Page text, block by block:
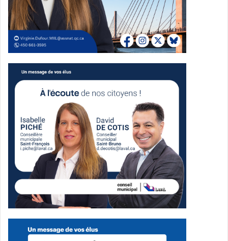
public et témoigner de leur engagement. Les participants
ont pu rencontrer des intervenants, s’informer et
échanger sur les réalités de l’itinérance.
cœurs
La nuit a été ponctuée d’activités artistiques permettant
aux participants de s’exprimer sur le thème de l’itinérance.
Des artistes locaux ont offert des performances musicales
inspirantes, et un momentkaraokéa permis aux
participants de chanter les chansons de leur choix,
favorisant l’expression personnelle et le partage. La
créativité est un moyen puissant de sensibilisation,
permettant de transmettre des messages forts de manière
touchante.
émotionnel avec le public et à inciter à la réflexion sur la